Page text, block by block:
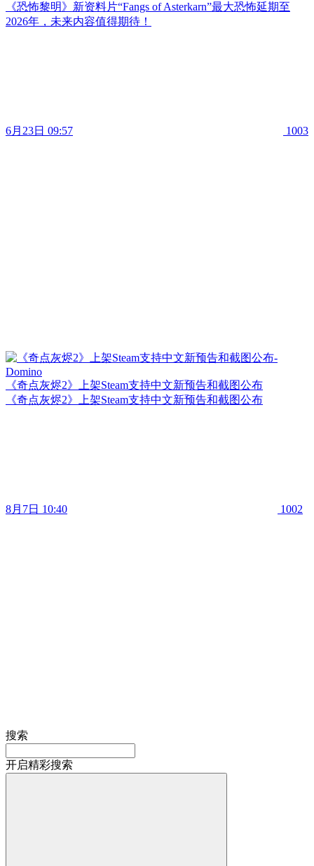
《恐怖黎明》新资料片“Fangs of Asterkarn”最大恐怖延期至
2026年，未来内容值得期待！
6月23日 09:57 1003
《奇点灰烬2》上架Steam支持中文新预告和截图公布
《奇点灰烬2》上架Steam支持中文新预告和截图公布
8月7日 10:40 1002
搜索
开启精彩搜索